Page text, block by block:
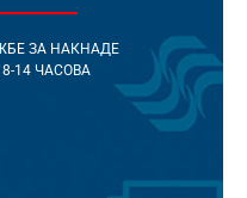
ЗА НАКНАДЕ
14 ЧАСОВА